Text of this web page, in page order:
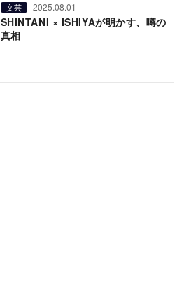
文芸 2025.08.01
SHINTANI × ISHIYAが明かす、噂の
真相